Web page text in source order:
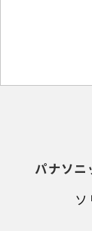
パナソニ